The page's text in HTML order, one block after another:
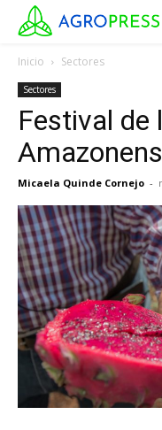
Inicio Sectores
Sectores
Festival de
Micaela Quinde Cornejo -